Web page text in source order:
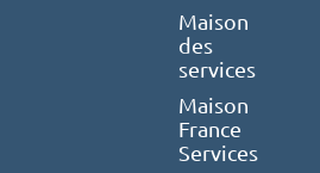
Maison
des
services
Maison
France
Services